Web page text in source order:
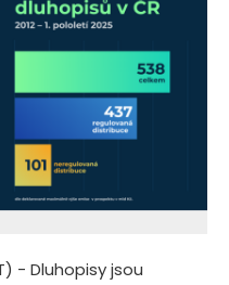
- Dluhopisy jsou